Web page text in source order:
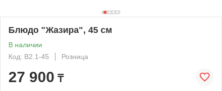
Блюдо "Жазира", 45 см
В наличии
Код: В2.1-45
Розница
27 900 ₸